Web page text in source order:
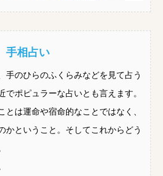
手相占い
手のひらのふくらみなどを見て占う
でポピュラーな占いとも言えます。
とは運命や宿命的なことではなく、
かということ。そしてこれからどう